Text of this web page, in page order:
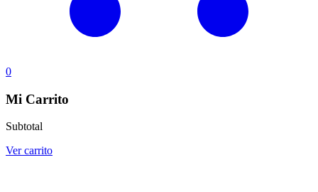
0
Mi Carrito
Subtotal
Ver carrito